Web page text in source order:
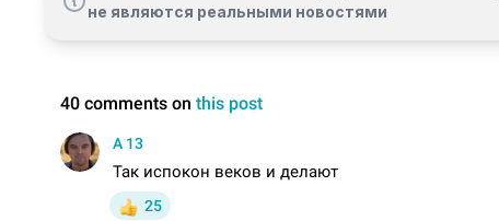
не являются реальными новостями